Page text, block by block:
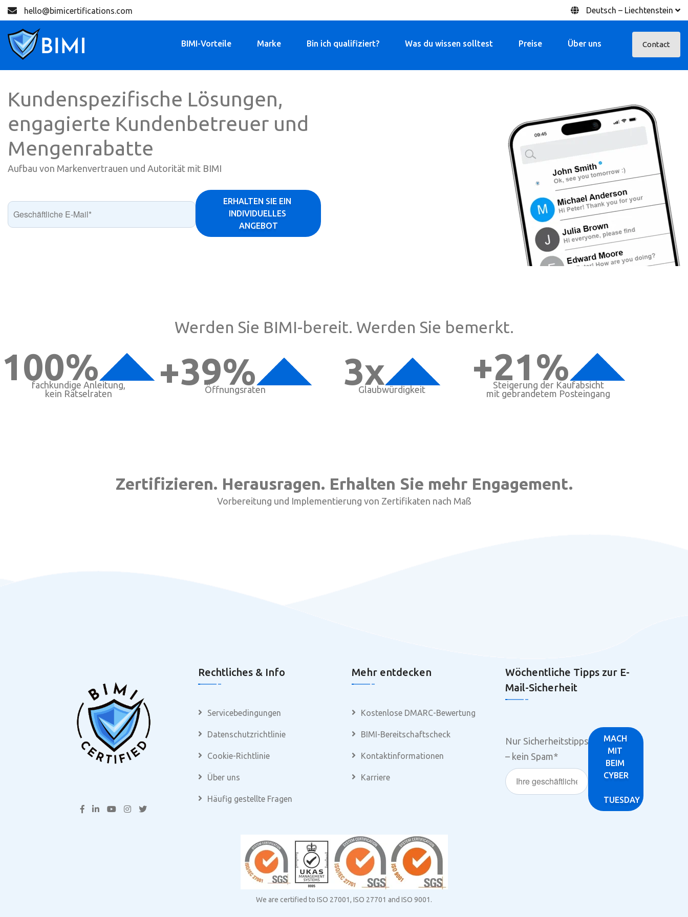
hello@bimicertifications.com Deutsch – Liechtenstein
BIMI-Vorteile Marke Bin ich qualifiziert? Was du wissen solltest Preise Über uns Contact
Kundenspezifische Lösungen,
engagierte Kundenbetreuer und
Mengenrabatte
Aufbau von Markenvertrauen und Autorität mit BIMI
Werden Sie BIMI-bereit. Werden Sie bemerkt.
100%
fachkundige Anleitung,
kein Rätselraten
+39%
Öffnungsraten 3x
Glaubwürdigkeit
+21%
Steigerung der Kaufabsicht
mit gebrandetem Posteingang
Zertifizieren. Herausragen. Erhalten Sie mehr Engagement.
Vorbereitung und Implementierung von Zertifikaten nach Maß
Rechtliches & Info
Servicebedingungen
Datenschutzrichtlinie
Cookie-Richtlinie
Über uns
Häufig gestellte Fragen
Mehr entdecken
Kostenlose DMARC-Bewertung
BIMI-Bereitschaftscheck
Kontaktinformationen
Karriere
Wöchentliche Tipps zur E-
Mail-Sicherheit
Nur Sicherheitstipps
– kein Spam*
We are certified to ISO 27001, ISO 27701 and ISO 9001.